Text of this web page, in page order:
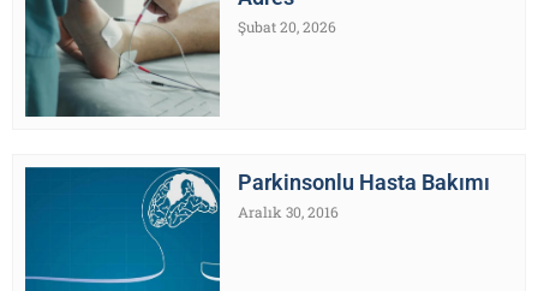
Şubat 20, 2026
Parkinsonlu Hasta Bakımı
Aralık 30, 2016